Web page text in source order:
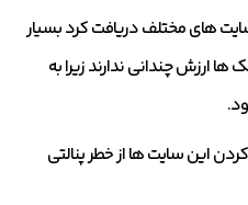
های مختلف دریافت کرد بسیار
ها ارزش چندانی ندارند زیرا به
شما این امکان را دارید تا با Disavow کردن این سایت ها از خطر پنالتی